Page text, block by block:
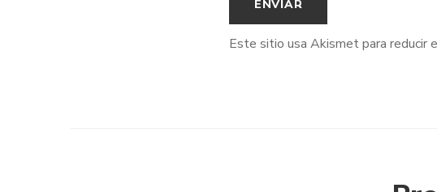
Este sitio usa Akismet para reducir